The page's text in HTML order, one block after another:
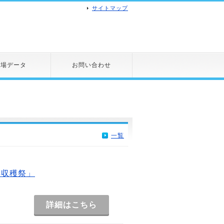
サイトマップ
データ お問い合わせ
一覧
穫祭」
詳細はこちら